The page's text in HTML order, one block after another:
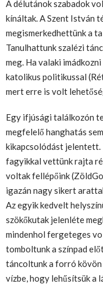
A délutánok szabadok
kínáltak. A Szent István
megismerkedhettünk a
Tanulhattunk szalézi
meg. Ha valaki
katolikus politikussal
mert erre is volt
Egy ifjúsági találkozón
megfelelő hanghatás
kikapcsolódást jelentett.
fagyikkal vettünk rajta
voltak fellépőink
igazán nagy sikert
Az egyik kedvelt
szökőkutak jelenléte
mindenhol fergeteges
tomboltunk a színpad
táncoltunk a forró
vízbe, hogy lehűsítsük a